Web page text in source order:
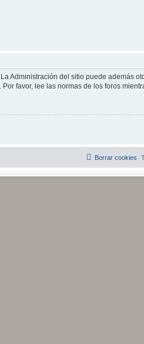
Administración del sitio puede además
favor, lee las normas de los foros
Borrar cookies